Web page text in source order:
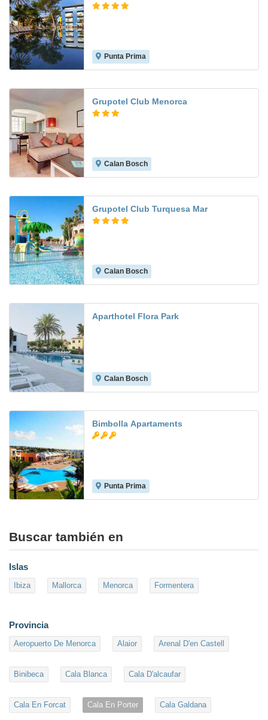
Punta Prima
Grupotel Club Menorca
Calan Bosch
Grupotel Club Turquesa Mar
Calan Bosch
Aparthotel Flora Park
Calan Bosch
Bimbolla Apartaments
Punta Prima
Buscar también en
Islas
Ibiza Mallorca Menorca Formentera
Provincia
Aeropuerto De Menorca Alaior Arenal D'en Castell
Binibeca Cala Blanca Cala D'alcaufar
Cala En Forcat Cala En Porter Cala Galdana